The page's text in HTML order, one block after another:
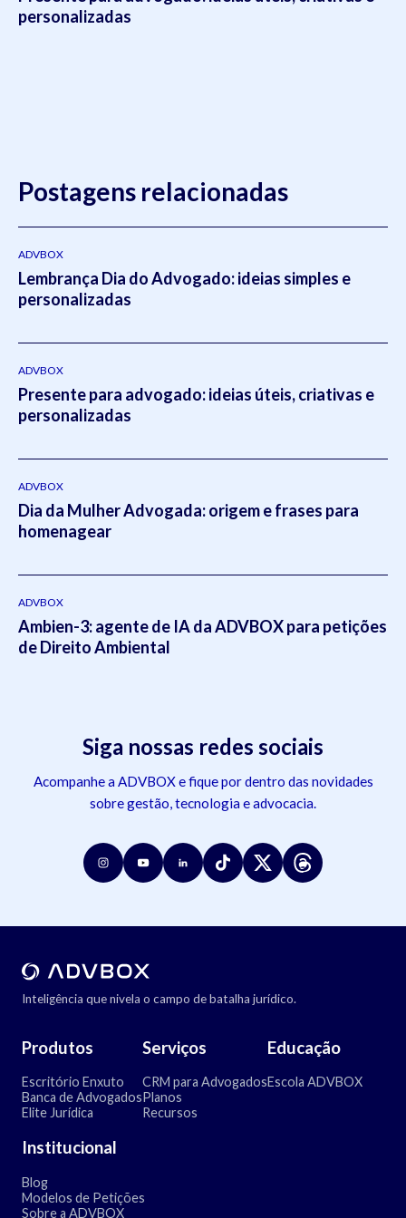
personalizadas
Postagens relacionadas
ADVBOX
Lembrança Dia do Advogado: ideias simples e
personalizadas
ADVBOX
Presente para advogado: ideias úteis, criativas e
personalizadas
ADVBOX
Dia da Mulher Advogada: origem e frases para
homenagear
ADVBOX
Ambien-3: agente de IA da ADVBOX para petições
de Direito Ambiental
Siga nossas redes sociais
Acompanhe a ADVBOX e fique por dentro das novidades
sobre gestão, tecnologia e advocacia.
Inteligência que nivela o campo de batalha jurídico.
Produtos
Escritório Enxuto
Banca de Advogados
Elite Jurídica
Serviços
CRM para Advogados
Planos
Recursos
Educação
Escola ADVBOX
Institucional
Blog
Modelos de Petições
Sobre a ADVBOX